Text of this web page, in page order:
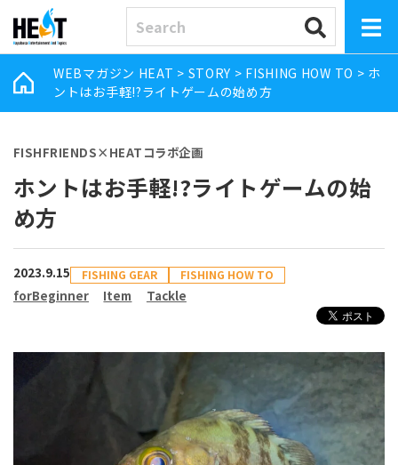
WEBマガジン HEAT > STORY > FISHING HOW TO > ホ
ントはお手軽!?ライトゲームの始め方
FISHFRIENDS×HEATコラボ企画
ホントはお手軽!?ライトゲームの始
め方
2023.9.15 FISHING GEAR FISHING HOW TO
forBeginner Item Tackle